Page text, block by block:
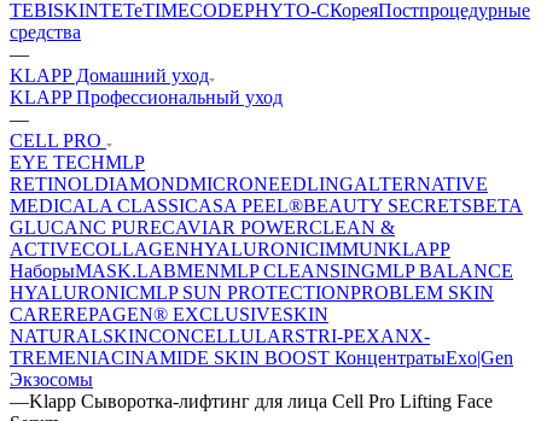
TEBISKINTETeTIMECODEPHYTO-CКореяПостпроцедурные
средства
—
KLAPP Домашний уход
KLAPP Профессиональный уход
—
CELL PRO
EYE TECHMLP
RETINOLDIAMONDMICRONEEDLINGALTERNATIVE
MEDICALA CLASSICASA PEEL®BEAUTY SECRETSBETA
GLUCANC PURECAVIAR POWERCLEAN &
ACTIVECOLLAGENHYALURONICIMMUNKLAPP
НаборыMASK.LABMENMLP CLEANSINGMLP BALANCE
HYALURONICMLP SUN PROTECTIONPROBLEM SKIN
CAREREPAGEN® EXCLUSIVESKIN
NATURALSKINCONCELLULARSTRI-PEXANX-
TREMENIACINAMIDE SKIN BOOST КонцентратыExo|Gen
Экзосомы
—Klapp Сыворотка-лифтинг для лица Cell Pro Lifting Face